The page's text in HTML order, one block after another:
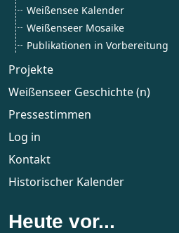
Weißensee Kalender
Weißenseer Mosaike
Publikationen in Vorbereitung
Projekte
Weißenseer Geschichte (n)
Pressestimmen
Log in
Kontakt
Historischer Kalender
Heute vor...